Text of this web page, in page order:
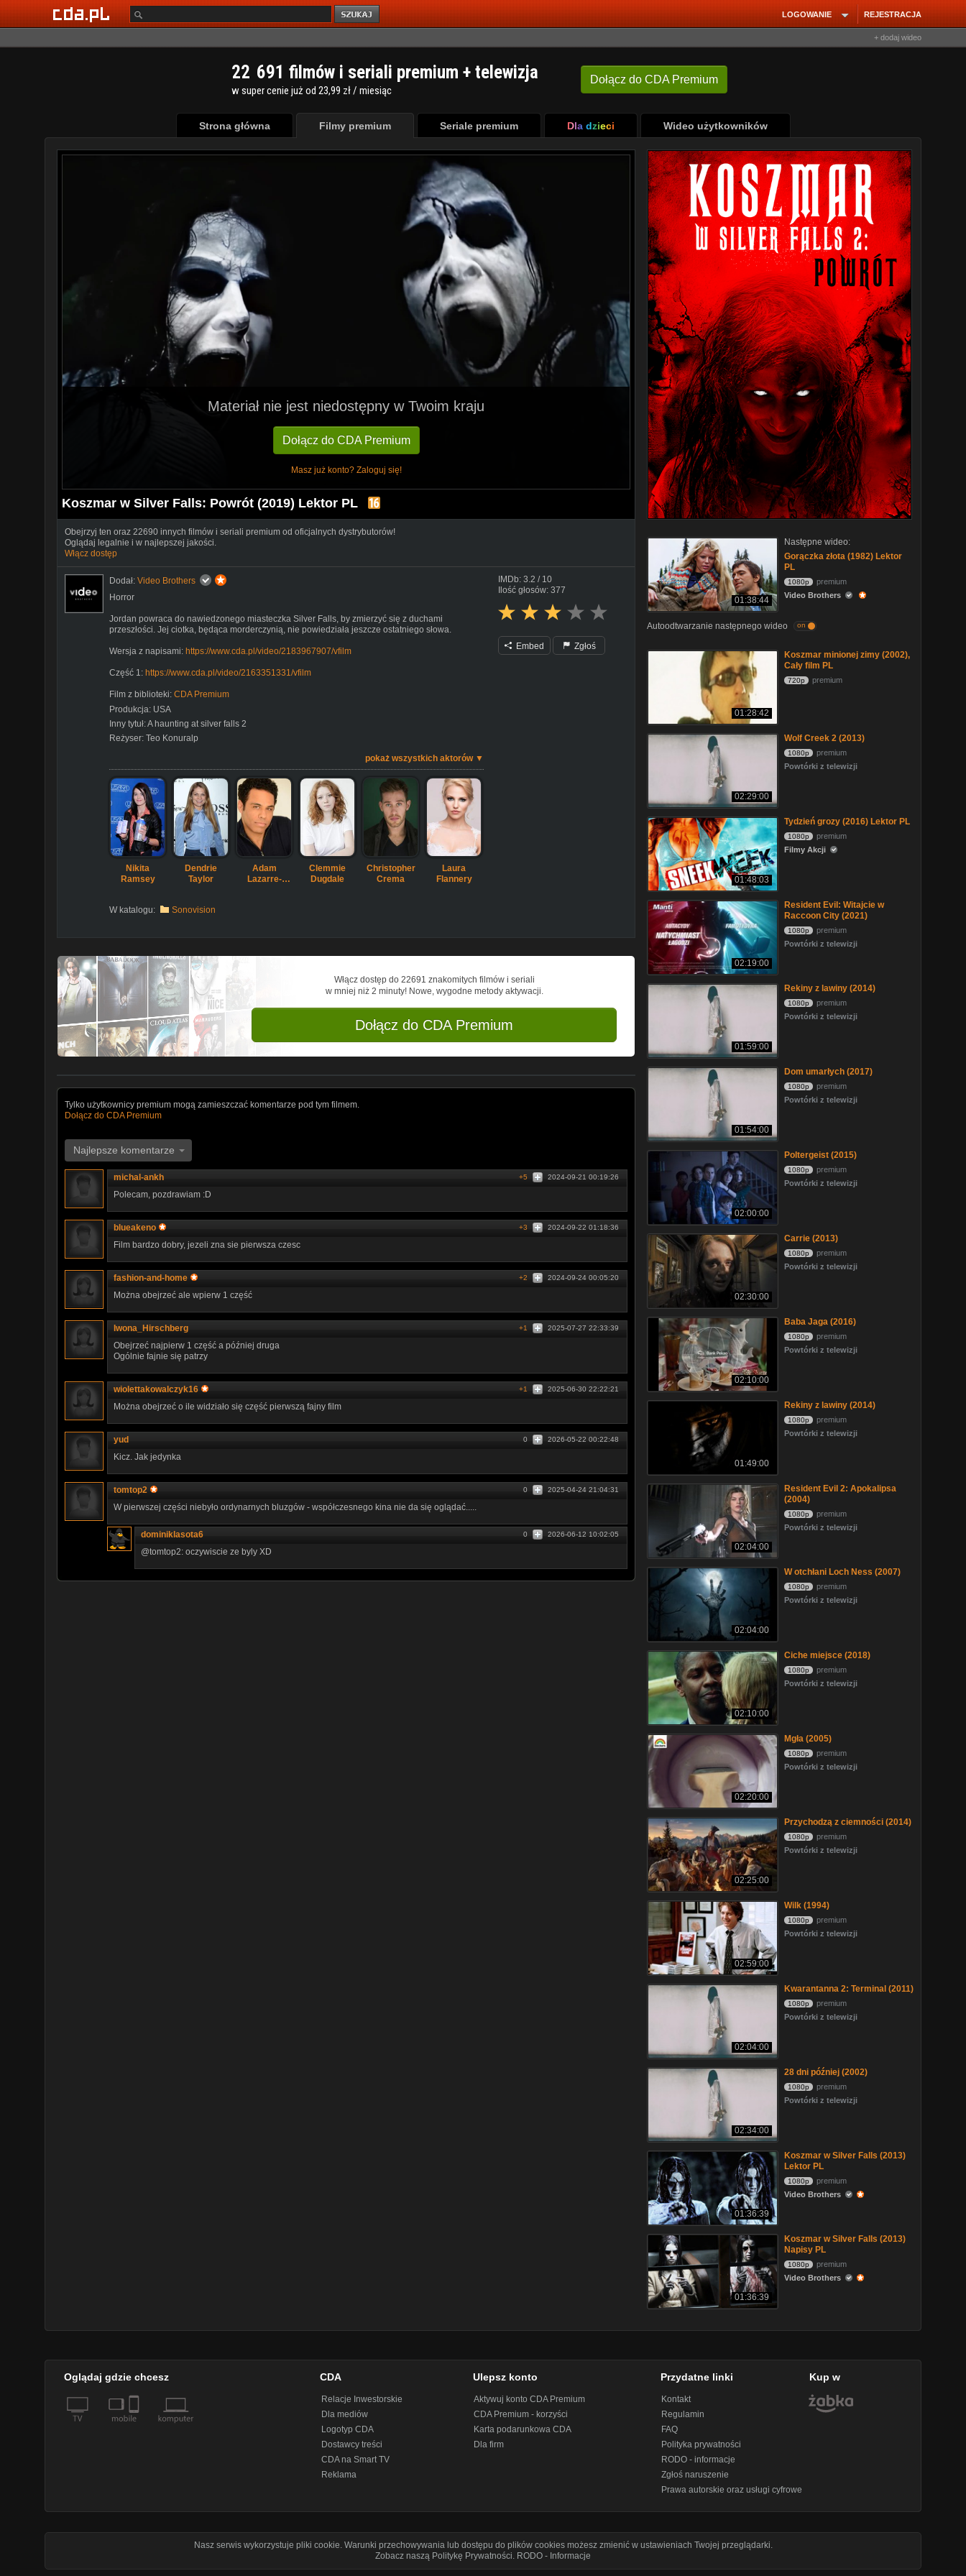
REJESTRACJA
LOGOWANIE
+ dodaj wideo
Dołącz do CDA Premium
22 691 filmów i seriali premium + telewizja
w super cenie już od 23,99 zł / miesiąc
Strona główna Filmy premium Seriale premium Dla dzieci Wideo użytkowników
Materiał nie jest niedostępny w Twoim kraju
Dołącz do CDA Premium
Masz już konto? Zaloguj się!
Koszmar w Silver Falls: Powrót (2019) Lektor PL
Obejrzyj ten oraz 22690 innych filmów i seriali premium od oficjalnych dystrybutorów!
Oglądaj legalnie i w najlepszej jakości.
Włącz dostęp
Dodał: Video Brothers
Horror
Jordan powraca do nawiedzonego miasteczka Silver Falls, by zmierzyć się z duchami
przeszłości. Jej ciotka, będąca morderczynią, nie powiedziała jeszcze ostatniego słowa.
Wersja z napisami: https://www.cda.pl/video/2183967907/vfilm
Część 1: https://www.cda.pl/video/2163351331/vfilm
Film z biblioteki: CDA Premium
Produkcja: USA
Inny tytuł:A haunting at silver falls 2
Reżyser: Teo Konuralp
pokaż wszystkich aktorów ▼
Nikita
Ramsey
Dendrie
Taylor
Adam
Lazarre-
Clemmie
Dugdale
Christopher
Crema
Laura
Flannery
W katalogu: Sonovision
IMDb: 3.2 / 10
Ilość głosów: 377
Embed Zgłoś
Włącz dostęp do 22691 znakomitych filmów i seriali
w mniej niż 2 minuty! Nowe, wygodne metody aktywacji.
Dołącz do CDA Premium
Tylko użytkownicy premium mogą zamieszczać komentarze pod tym filmem.
Dołącz do CDA Premium
Najlepsze komentarze
michal-ankh 2024-09-21 00:19:26
+5
Polecam, pozdrawiam :D
blueakeno 2024-09-22 01:18:36
+3
Film bardzo dobry, jezeli zna sie pierwsza czesc
fashion-and-home 2024-09-24 00:05:20
+2
Można obejrzeć ale wpierw 1 część
Iwona_Hirschberg 2025-07-27 22:33:39
+1
Obejrzeć najpierw 1 część a później druga
Ogólnie fajnie się patrzy
wiolettakowalczyk16 2025-06-30 22:22:21
+1
Można obejrzeć o ile widziało się część pierwszą fajny film
yud 2026-05-22 00:22:48
0
Kicz. Jak jedynka
tomtop2 2025-04-24 21:04:31
0
W pierwszej części niebyło ordynarnych bluzgów - współczesnego kina nie da się oglądać.....
dominiklasota6 2026-06-12 10:02:05
0
@tomtop2: oczywiscie ze byly XD
01:38:44
Następne wideo:
Gorączka złota (1982) Lektor
PL
1080p
premium
Video Brothers
Autoodtwarzanie następnego wideo on
01:28:42
Koszmar minionej zimy (2002),
Cały film PL
720p premium
02:29:00
Wolf Creek 2 (2013)
1080p
premium
Powtórki z telewizji
01:48:03
Tydzień grozy (2016) Lektor PL
1080p
premium
Filmy Akcji
02:19:00
Resident Evil: Witajcie w
Raccoon City (2021)
1080p
premium
Powtórki z telewizji
01:59:00
Rekiny z lawiny (2014)
1080p
premium
Powtórki z telewizji
01:54:00
Dom umarłych (2017)
1080p
premium
Powtórki z telewizji
02:00:00
Poltergeist (2015)
1080p
premium
Powtórki z telewizji
02:30:00
Carrie (2013)
1080p
premium
Powtórki z telewizji
02:10:00
Baba Jaga (2016)
1080p
premium
Powtórki z telewizji
01:49:00
Rekiny z lawiny (2014)
1080p
premium
Powtórki z telewizji
02:04:00
Resident Evil 2: Apokalipsa
(2004)
1080p
premium
Powtórki z telewizji
02:04:00
W otchłani Loch Ness (2007)
1080p
premium
Powtórki z telewizji
02:10:00
Ciche miejsce (2018)
1080p
premium
Powtórki z telewizji
02:20:00
Mgła (2005)
1080p
premium
Powtórki z telewizji
02:25:00
Przychodzą z ciemności (2014)
1080p
premium
Powtórki z telewizji
02:59:00
Wilk (1994)
1080p
premium
Powtórki z telewizji
02:04:00
Kwarantanna 2: Terminal (2011)
1080p
premium
Powtórki z telewizji
02:34:00
28 dni później (2002)
1080p
premium
Powtórki z telewizji
01:36:39
Koszmar w Silver Falls (2013)
Lektor PL
1080p
premium
Video Brothers
01:36:39
Koszmar w Silver Falls (2013)
Napisy PL
1080p
premium
Video Brothers
Oglądaj gdzie chcesz CDA
Relacje Inwestorskie
Dla mediów
Logotyp CDA
Dostawcy treści
CDA na Smart TV
Reklama
Ulepsz konto
Aktywuj konto CDA Premium
CDA Premium - korzyści
Karta podarunkowa CDA
Dla firm
Przydatne linki
Kontakt
Regulamin
FAQ
Polityka prywatności
RODO - informacje
Zgłoś naruszenie
Prawa autorskie oraz usługi cyfrowe
Kup w
Nasz serwis wykorzystuje pliki cookie. Warunki przechowywania lub dostępu do plików cookies możesz zmienić w ustawieniach Twojej przeglądarki.
Zobacz naszą Politykę Prywatności. RODO - Informacje